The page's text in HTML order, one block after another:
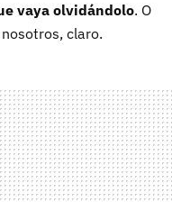
vaya olvidándolo. O
claro.